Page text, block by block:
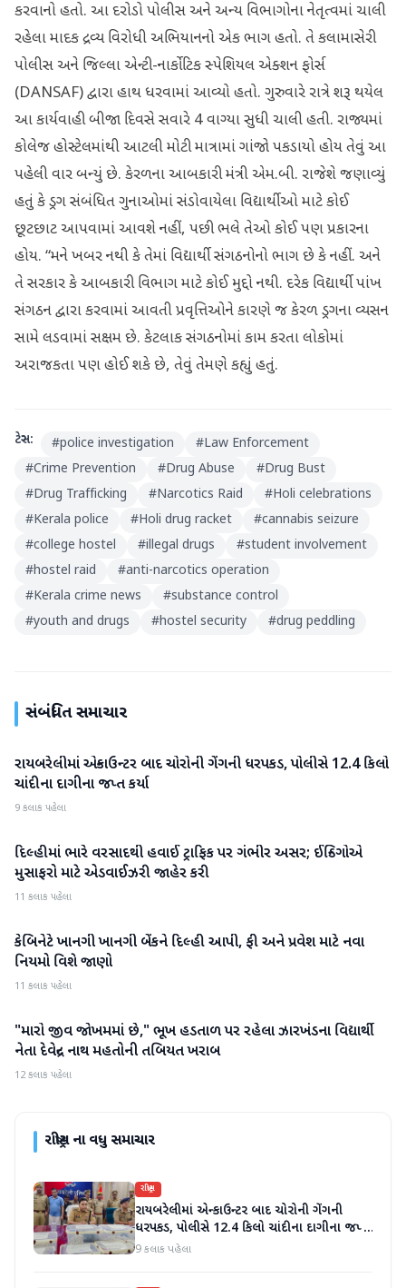
કરવાનો હતો. આ દરોડો પોલીસ અને અન્ય વિભાગોના નેતૃત્વમાં ચાલી
રહેલા માદક દ્રવ્ય વિરોધી અભિયાનનો એક ભાગ હતો. તે કલામાસેરી
પોલીસ અને જિલ્લા એન્ટી-નાર્કોટિક સ્પેશિયલ એક્શન ફોર્સ
(DANSAF) દ્વારા હાથ ધરવામાં આવ્યો હતો. ગુરુવારે રાત્રે શરૂ થયેલ
આ કાર્યવાહી બીજા દિવસે સવારે 4 વાગ્યા સુધી ચાલી હતી. રાજ્યમાં
કોલેજ હોસ્ટેલમાંથી આટલી મોટી માત્રામાં ગાંજો પકડાયો હોય તેવું આ
પહેલી વાર બન્યું છે. કેરળના આબકારી મંત્રી એમ.બી. રાજેશે જણાવ્યું
હતું કે ડ્રગ સંબંધિત ગુનાઓમાં સંડોવાયેલા વિદ્યાર્થીઓ માટે કોઈ
છૂટછાટ આપવામાં આવશે નહીં, પછી ભલે તેઓ કોઈ પણ પ્રકારના
હોય. “મને ખબર નથી કે તેમાં વિદ્યાર્થી સંગઠનોનો ભાગ છે કે નહીં. અને
તે સરકાર કે આબકારી વિભાગ માટે કોઈ મુદ્દો નથી. દરેક વિદ્યાર્થી પાંખ
સંગઠન દ્વારા કરવામાં આવતી પ્રવૃત્તિઓને કારણે જ કેરળ ડ્રગના વ્યસન
સામે લડવામાં સક્ષમ છે. કેટલાક સંગઠનોમાં કામ કરતા લોકોમાં
અરાજકતા પણ હોઈ શકે છે, તેવું તેમણે કહ્યું હતું.
ટેગ્સ: #police investigation #Law Enforcement
#Crime Prevention #Drug Abuse #Drug Bust
#Drug Trafficking #Narcotics Raid #Holi celebrations
#Kerala police #Holi drug racket #cannabis seizure
#college hostel #illegal drugs #student involvement
#hostel raid #anti-narcotics operation
#Kerala crime news #substance control
#youth and drugs #hostel security #drug peddling
સંબંધિત સમાચાર
રાષ્ટ્રીય
રાયબરેલીમાં એન્કાઉન્ટર બાદ ચોરોની ગેંગની ધરપકડ, પોલીસે 12.4 કિલો
ચાંદીના દાગીના જપ્ત કર્યા
9 કલાક પહેલા
રાષ્ટ્રીય
દિલ્હીમાં ભારે વરસાદથી હવાઈ ટ્રાફિક પર ગંભીર અસર; ઈન્ડિગોએ
મુસાફરો માટે એડવાઈઝરી જાહેર કરી
11 કલાક પહેલા
રાષ્ટ્રીય
કેબિનેટે ખાનગી ખાનગી બેંકને દિલ્હી આપી, ફી અને પ્રવેશ માટે નવા
નિયમો વિશે જાણો
11 કલાક પહેલા
રાષ્ટ્રીય
"મારો જીવ જોખમમાં છે," ભૂખ હડતાળ પર રહેલા ઝારખંડના વિદ્યાર્થી
નેતા દેવેન્દ્ર નાથ મહતોની તબિયત ખરાબ
12 કલાક પહેલા
રાષ્ટ્રીયના વધુ સમાચાર
રાષ્ટ્રીય
રાયબરેલીમાં એન્કાઉન્ટર બાદ ચોરોની ગેંગની
ધરપકડ, પોલીસે 12.4 કિલો ચાંદીના દાગીના જપ્ત
કર્યા
9 કલાક પહેલા